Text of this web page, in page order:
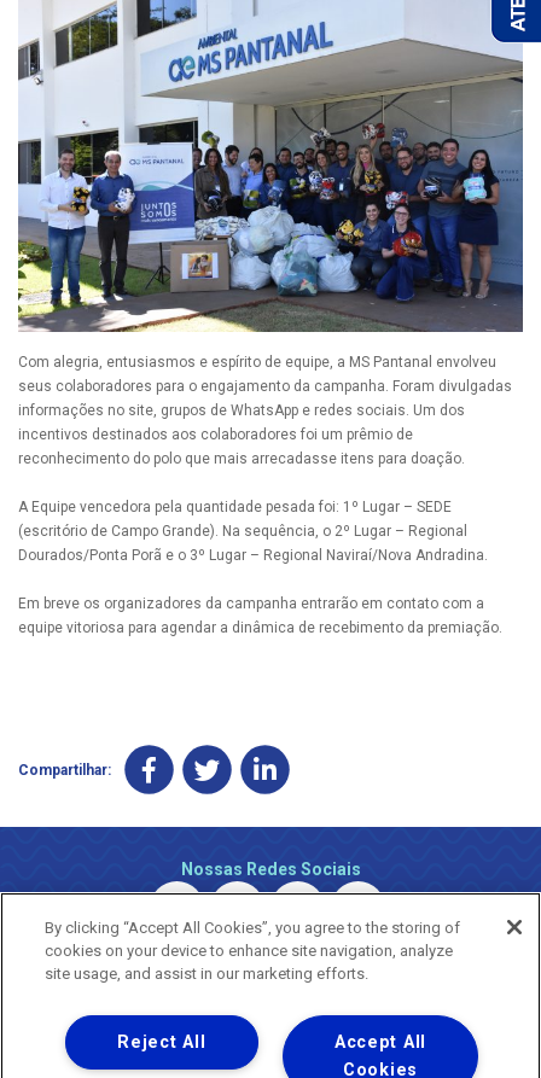
Com alegria, entusiasmos e espírito de equipe, a MS Pantanal envolveu
seus colaboradores para o engajamento da campanha. Foram divulgadas
informações no site, grupos de WhatsApp e redes sociais. Um dos
incentivos destinados aos colaboradores foi um prêmio de
reconhecimento do polo que mais arrecadasse itens para doação.
A Equipe vencedora pela quantidade pesada foi: 1º Lugar – SEDE
(escritório de Campo Grande). Na sequência, o 2º Lugar – Regional
Dourados/Ponta Porã e o 3º Lugar – Regional Naviraí/Nova Andradina.
Em breve os organizadores da campanha entrarão em contato com a
equipe vitoriosa para agendar a dinâmica de recebimento da premiação.
Compartilhar:
Nossas Redes Sociais
Uma empresa
Copyright ® 2026 - Todos os Direitos Reservados.
By clicking “Accept All Cookies”, you agree to the storing of
cookies on your device to enhance site navigation, analyze
site usage, and assist in our marketing efforts.
Accept All
Cookies
Reject All